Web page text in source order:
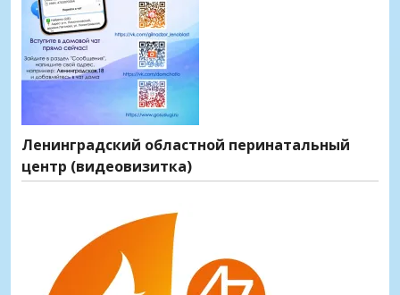
Ленинградский областной перинатальный
центр (видеовизитка)